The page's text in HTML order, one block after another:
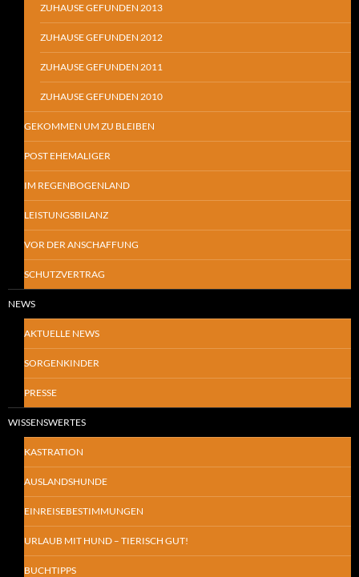
ZUHAUSE GEFUNDEN 2013
ZUHAUSE GEFUNDEN 2012
ZUHAUSE GEFUNDEN 2011
ZUHAUSE GEFUNDEN 2010
GEKOMMEN UM ZU BLEIBEN
POST EHEMALIGER
IM REGENBOGENLAND
LEISTUNGSBILANZ
VOR DER ANSCHAFFUNG
SCHUTZVERTRAG
NEWS
AKTUELLE NEWS
SORGENKINDER
PRESSE
WISSENSWERTES
KASTRATION
AUSLANDSHUNDE
EINREISEBESTIMMUNGEN
URLAUB MIT HUND – TIERISCH GUT!
BUCHTIPPS